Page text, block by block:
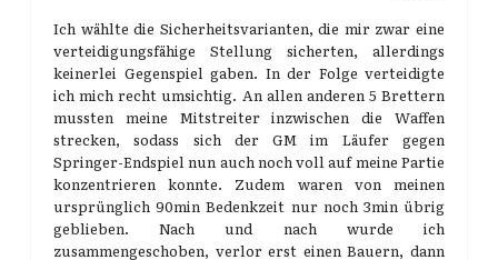
Ich wählte die Sicherheitsvarianten, die mir zwar eine
verteidigungsfähige Stellung sicherten, allerdings
keinerlei Gegenspiel gaben. In der Folge verteidigte
ich mich recht umsichtig. An allen anderen 5 Brettern
mussten meine Mitstreiter inzwischen die Waffen
strecken, sodass sich der GM im Läufer gegen
Springer-Endspiel nun auch noch voll auf meine Partie
konzentrieren konnte. Zudem waren von meinen
ursprünglich 90min Bedenkzeit nur noch 3min übrig
geblieben. Nach und nach wurde ich
zusammengeschoben, verlor erst einen Bauern, dann